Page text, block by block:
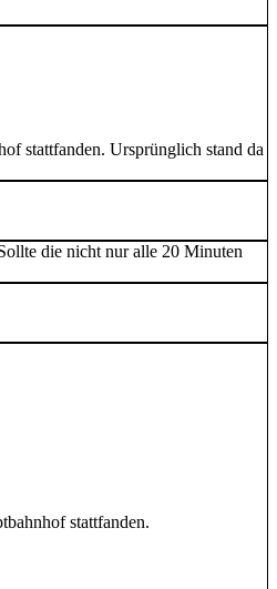
stattfanden. Ursprünglich stand da
die nicht nur alle 20 Minuten
stattfanden.